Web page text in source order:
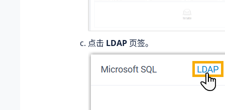
点击 LDAP 页签。